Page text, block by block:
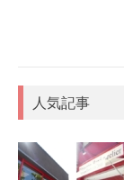
人気記事